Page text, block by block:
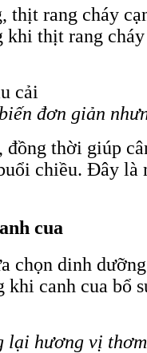
rang cháy
thịt rang
đơn giản
thời giúp
chiều. Đây
cua
chọn dinh
canh cua bổ
lại hương vị